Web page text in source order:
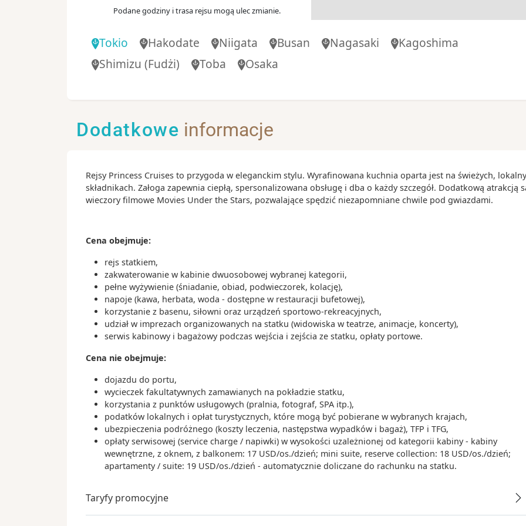
Dzień 10 wt. 14.09.2027
Shimizu(Fudżi)
Dzień 11 15.09.2027
Tokio
Toba
Japonia
Osaka
Japonia
09:00 17:00
Dzień na morzu
07:00-16:00
Dzień 16.pon.20.09.2027
Busan
Korea Południowa
07:00-16:00
Dzień 17.wt.21.09.2027
Nagasaki
-
Dzień 18. śr.22.09.2027
Dzień na morzu
10:00-18:00
Dzień 19.czw. 23.09.2027
Shimizu(Fudżi)
Japonia
Tokio
Podane godziny i trasa rejsu mogą ulec zmianie.
Tokio Hakodate Niigata Busan Nagasaki
Kagoshima
Shimizu (Fudżi) Toba Osaka
Dodatkowe informacje
Rejsy Princess Cruises to przygoda w eleganckim stylu. Wyrafinowana kuchnia oparta jest na świeżych,
składnikach. Załoga zapewnia ciepłą, spersonalizowana obsługę i dba o każdy szczegół. Dodatkową atrakcją
wieczory filmowe Movies Under the Stars, pozwalające spędzić niezapomniane chwile pod gwiazdami.
Cena obejmuje:
rejs statkiem,
zakwaterowanie w kabinie dwuosobowej wybranej kategorii,
pełne wyżywienie (śniadanie, obiad, podwieczorek, kolację),
napoje (kawa, herbata, woda - dostępne w restauracji bufetowej),
korzystanie z basenu, siłowni oraz urządzeń sportowo-rekreacyjnych,
udział w imprezach organizowanych na statku (widowiska w teatrze, animacje, koncerty),
serwis kabinowy i bagażowy podczas wejścia i zejścia ze statku, opłaty portowe.
Cena nie obejmuje:
dojazdu do portu,
wycieczek fakultatywnych zamawianych na pokładzie statku,
korzystania z punktów usługowych (pralnia, fotograf, SPA itp.),
podatków lokalnych i opłat turystycznych, które mogą być pobierane w wybranych krajach,
ubezpieczenia podróżnego (koszty leczenia, następstwa wypadków i bagaż), TFP i TFG,
opłaty serwisowej (service charge / napiwki) w wysokości uzależnionej od kategorii kabiny - kabiny
wewnętrzne, z oknem, z balkonem: 17 USD/os./dzień; mini suite, reserve collection: 18 USD/os./dzień;
apartamenty / suite: 19 USD/os./dzień - automatycznie doliczane do rachunku na statku.
Taryfy promocyjne